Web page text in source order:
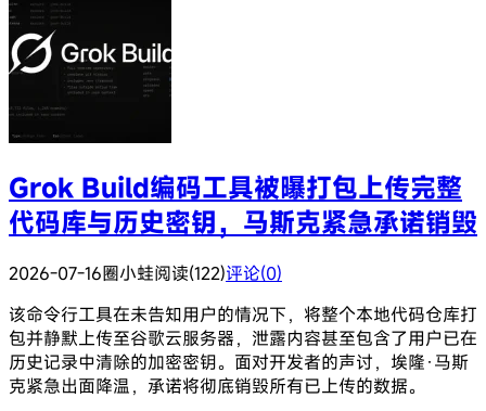
Grok Build编码工具被曝打包上传完整
代码库与历史密钥，马斯克紧急承诺销毁
2026-07-16圈小蛙阅读(122)评论(0)
该命令行工具在未告知用户的情况下，将整个本地代码仓库打
包并静默上传至谷歌云服务器，泄露内容甚至包含了用户已在
历史记录中清除的加密密钥。面对开发者的声讨，埃隆·马斯
克紧急出面降温，承诺将彻底销毁所有已上传的数据。